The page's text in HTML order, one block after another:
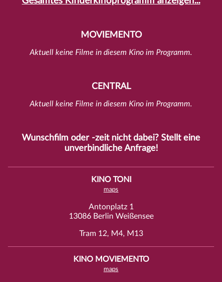
MOVIEMENTO
Aktuell keine Filme in diesem Kino im Programm.
CENTRAL
Aktuell keine Filme in diesem Kino im Programm.
Wunschfilm oder -zeit nicht dabei? Stellt eine
unverbindliche Anfrage!
KINO TONI
maps
Antonplatz 1
13086 Berlin Weißensee
Tram 12, M4, M13
KINO MOVIEMENTO
maps